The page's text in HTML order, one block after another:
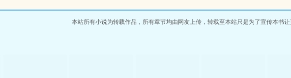
本站所有小说为转载作品，所有章节均由网友上传，转载至本站只是为了宣传本书让